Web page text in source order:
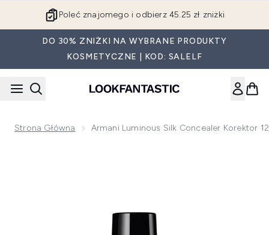
Poleć znajomego i odbierz 45.25 zł zniżki
DO 30% ZNIŻKI NA WYBRANE PRODUKTY
KOSMETYCZNE | KOD: SALELF
Strona Główna Armani Luminous Silk Concealer Korektor